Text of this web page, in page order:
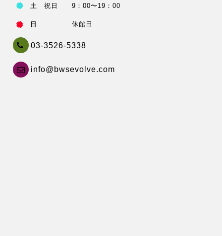
土 祝日 9：00〜19：00
日 休館日
03-3526-5338
info@bwsevolve.com